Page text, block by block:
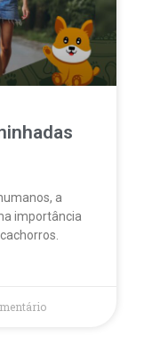
a
importância